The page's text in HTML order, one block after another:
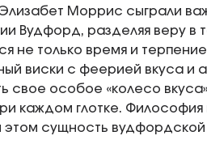
Моррис сыграли
Вудфорд, разделяя веру в
не только время и
виски с феерией вкуса и
свое особое «колесо
каждом глотке.
этом сущность